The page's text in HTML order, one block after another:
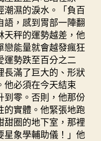
潮濕的淚水。「負百
語，感到胃部一陣翻
天秤的運勢越差，他
戀能量就會越發瘋狂
運勢跌至百分之二
長滿了巨大的、形狀
他必須在今天結束
到零。否則，他那份
的實體。他緊張地跑
甜圈的地下室，那裡
星象學輔助儀！」他